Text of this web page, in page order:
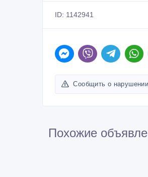
Чек приходник счет-фактура.